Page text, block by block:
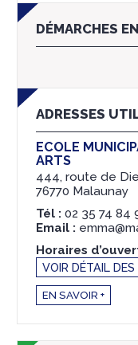
DÉMARCHES
ADRESSES
ECOLE
ARTS
444, route de
76770 Malaunay
Tél : 02 35 74 84
Email :
Horaires
VOIR DÉTAIL DES
EN SAVOIR +